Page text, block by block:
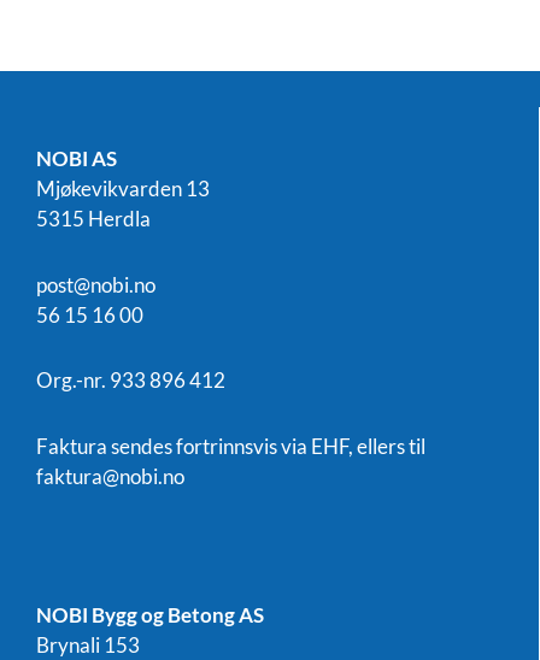
NOBI AS
Mjøkevikvarden 13
5315 Herdla
post@nobi.no
56 15 16 00
Org.-nr. 933 896 412
Faktura sendes fortrinnsvis via EHF, ellers til
faktura@nobi.no
NOBI Bygg og Betong AS
Brynali 153